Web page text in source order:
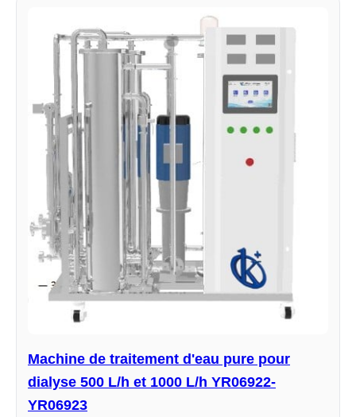
Machine de traitement d'eau pure pour
dialyse 500 L/h et 1000 L/h YR06922-
YR06923